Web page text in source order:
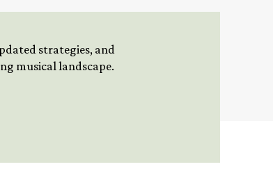
strategies, and
musical landscape.